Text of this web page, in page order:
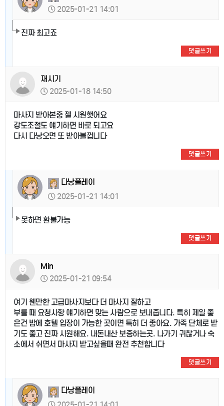
2025-01-21 14:01
진짜 최고죠
댓글쓰기
재시기
2025-01-18 14:50
마사지 받아본중 젤 시원햇어요
강도조절도 얘기하면 바로 되고요
다시 다낭오면 또 받아볼껍니다
댓글쓰기
다낭플레이
2025-01-21 14:01
못하면 환불가능
댓글쓰기
Min
2025-01-21 09:54
여기 웬만한 고급마사지보다 더 마사지 잘하고
부를 때 요청사항 얘기하면 맞는 사람으로 보내줍니다. 특히 제일 좋
은건 밤에 호텔 입장이 가능한 곳이면 특히 더 좋아요. 가족 단체로 받
기도 좋고 진짜 시원해요. 내돈내산 보증하는곳. 나가기 귀찮거나 숙
소에서 쉬면서 마사지 받고싶을때 완전 추천합니다
댓글쓰기
다낭플레이